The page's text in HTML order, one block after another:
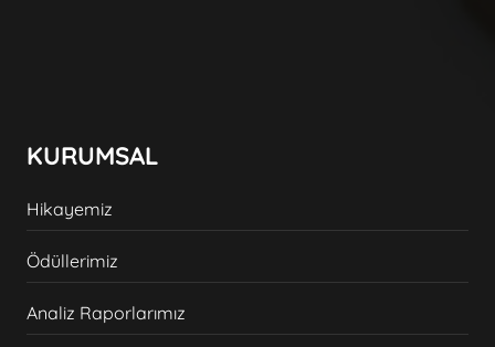
KURUMSAL
Hikayemiz
Ödüllerimiz
Analiz Raporlarımız